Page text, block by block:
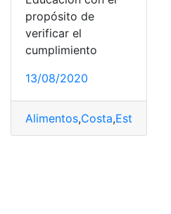
propósito de
verificar el
cumplimiento
13/08/2020
Alimentos,Costa,Estudiantes